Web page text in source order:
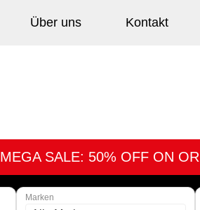
Über uns Kontakt
MEGA SALE: 50% OFF ON
Marken